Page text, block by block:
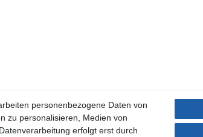
personenbezogene Daten von
zu personalisieren, Medien von
erfolgt erst durch